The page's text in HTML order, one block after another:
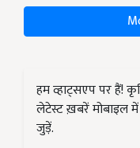
हम व्हाट्सएप पर हैं!
लेटेस्ट ख़बरें मोबाइल
जुड़ें.